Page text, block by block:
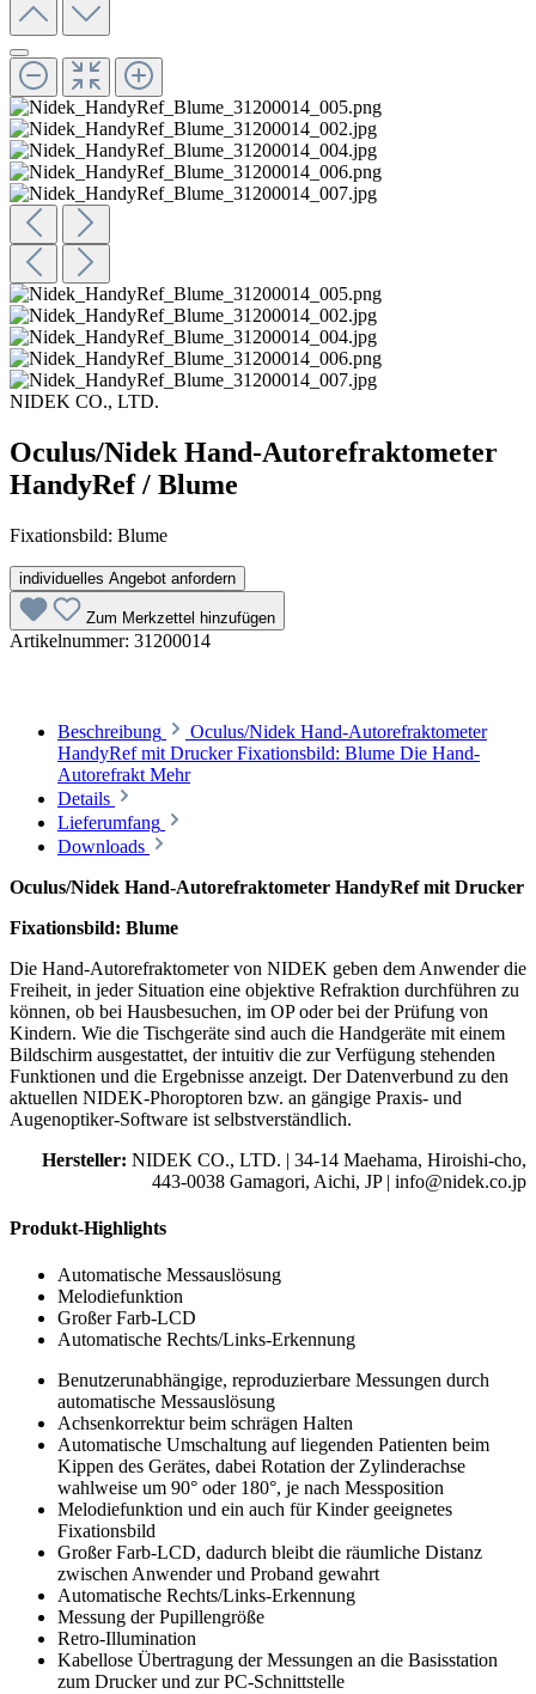
NIDEK CO., LTD.
Oculus/Nidek Hand-Autorefraktometer
HandyRef / Blume
Fixationsbild: Blume
individuelles Angebot anfordern
Zum Merkzettel hinzufügen
Artikelnummer: 31200014
Beschreibung
Oculus/Nidek Hand-Autorefraktometer
HandyRef mit Drucker Fixationsbild: Blume Die Hand-
Autorefrakt Mehr
Details
Lieferumfang
Downloads
Oculus/Nidek Hand-Autorefraktometer HandyRef mit Drucker
Fixationsbild: Blume
Die Hand-Autorefraktometer von NIDEK geben dem Anwender die
Freiheit, in jeder Situation eine objektive Refraktion durchführen zu
können, ob bei Hausbesuchen, im OP oder bei der Prüfung von
Kindern. Wie die Tischgeräte sind auch die Handgeräte mit einem
Bildschirm ausgestattet, der intuitiv die zur Verfügung stehenden
Funktionen und die Ergebnisse anzeigt. Der Datenverbund zu den
aktuellen NIDEK-Phoroptoren bzw. an gängige Praxis- und
Augenoptiker-Software ist selbstverständlich.
Hersteller: NIDEK CO., LTD. | 34-14 Maehama, Hiroishi-cho,
443-0038 Gamagori, Aichi, JP | info@nidek.co.jp
Produkt-Highlights
Automatische Messauslösung
Melodiefunktion
Großer Farb-LCD
Automatische Rechts/Links-Erkennung
Benutzerunabhängige, reproduzierbare Messungen durch
automatische Messauslösung
Achsenkorrektur beim schrägen Halten
Automatische Umschaltung auf liegenden Patienten beim
Kippen des Gerätes, dabei Rotation der Zylinderachse
wahlweise um 90° oder 180°, je nach Messposition
Melodiefunktion und ein auch für Kinder geeignetes
Fixationsbild
Großer Farb-LCD, dadurch bleibt die räumliche Distanz
zwischen Anwender und Proband gewahrt
Automatische Rechts/Links-Erkennung
Messung der Pupillengröße
Retro-Illumination
Kabellose Übertragung der Messungen an die Basisstation
zum Drucker und zur PC-Schnittstelle